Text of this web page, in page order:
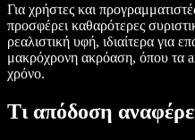
Για χρήστες και
προσφέρει καθαρότερες
ρεαλιστική υφή, ιδιαίτερα για
μακρόχρονη ακρόαση, όπου τα
χρόνο.
Τι απόδοση